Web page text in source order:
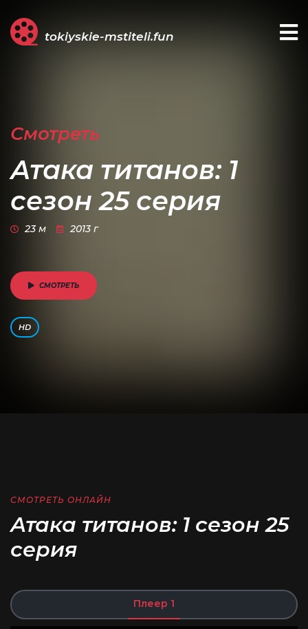
tokiyskie-mstiteli.fun
Смотреть
Атака титанов: 1
сезон 25 серия
23 м 2013 г
HD
СМОТРЕТЬ
СМОТРЕТЬ ОНЛАЙН
Атака титанов: 1 сезон 25
серия
Плеер 1